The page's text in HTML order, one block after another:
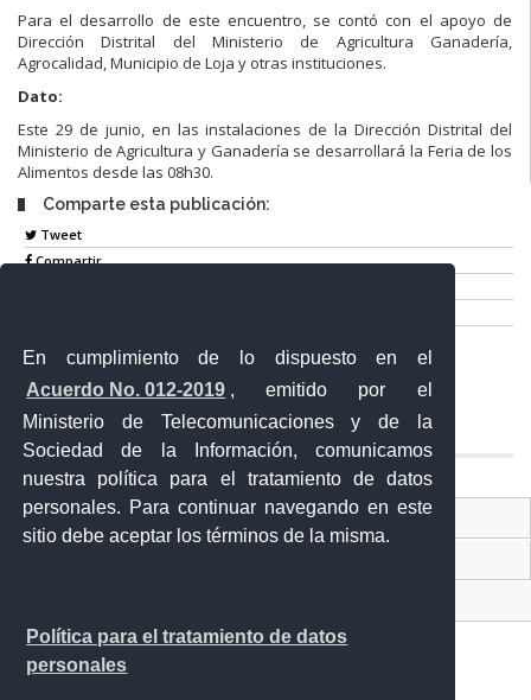
En cumplimiento de lo dispuesto en el
Acuerdo No. 012-2019 , emitido por el
Ministerio de Telecomunicaciones y de la
Sociedad de la Información, comunicamos
nuestra política para el tratamiento de datos
personales. Para continuar navegando en este
sitio debe aceptar los términos de la misma.
Política para el tratamiento de datos
personales
Para el desarrollo de este encuentro, se contó con el apoyo de
Dirección Distrital del Ministerio de Agricultura Ganadería,
Agrocalidad, Municipio de Loja y otras instituciones.
Dato:
Este 29 de junio, en las instalaciones de la Dirección Distrital del
Ministerio de Agricultura y Ganadería se desarrollará la Feria de los
Alimentos desde las 08h30.
Comparte esta publicación:
Tweet
Compartir
Entérate
Contacto Ciudadano Digital